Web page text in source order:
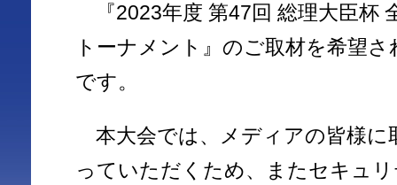
『2023年度 第47回 総理大臣杯
トーナメント』のご取材を希望
です。
本大会では、メディアの皆様に
っていただくため、またセキュ